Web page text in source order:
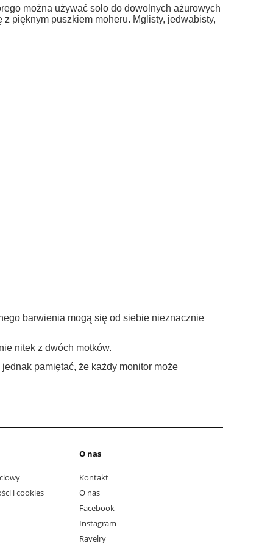
do koszyka
można używać solo do dowolnych ażurowych
z pięknym puszkiem moheru. Mglisty, jedwabisty,
barwienia mogą się od siebie nieznacznie
nitek z dwóch motków.
pamiętać, że każdy monitor może
i cookies
O nas
Kontakt
O nas
Facebook
Instagram
Ravelry